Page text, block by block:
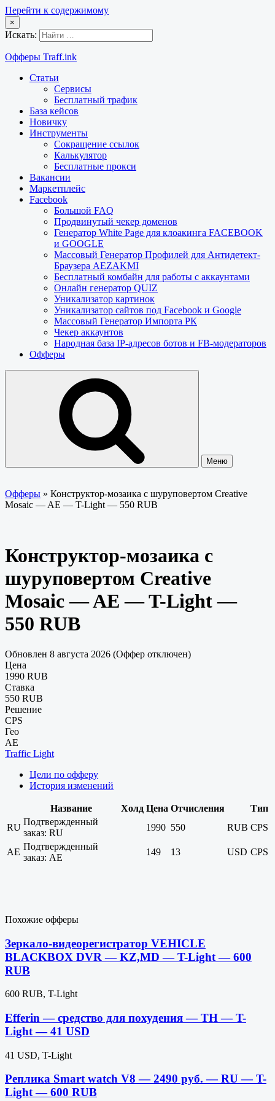
Перейти к содержимому
×
Искать:
Офферы Traff.ink
Статьи
Сервисы
Бесплатный трафик
База кейсов
Новичку
Инструменты
Сокращение ссылок
Калькулятор
Бесплатные прокси
Вакансии
Маркетплейс
Facebook
Большой FAQ
Продвинутый чекер доменов
Генератор White Page для клоакинга FACEBOOK
и GOOGLE
Массовый Генератор Профилей для Антидетект-
Браузера AEZAKMI
Бесплатный комбайн для работы с аккаунтами
Онлайн генератор QUIZ
Уникализатор картинок
Уникализатор сайтов под Facebook и Google
Массовый Генератор Импорта РК
Чекер аккаунтов
Народная база IP-адресов ботов и FB-модераторов
Офферы
Меню
Офферы » Конструктор-мозаика с шуруповертом Creative
Mosaic — AE — T-Light — 550 RUB
Конструктор-мозаика с
шуруповертом Creative
Mosaic — AE — T-Light —
550 RUB
Обновлен 8 августа 2026 (Оффер отключен)
Цена
1990 RUB
Ставка
550 RUB
Решение
CPS
Гео
AE
Traffic Light
Цели по офферу
История изменений
Название Холд Цена Отчисления
Тип
RU
Подтвержденный
заказ: RU
1990 550 RUB CPS
AE
Подтвержденный
заказ: AE
149 13 USD CPS
Похожие офферы
Зеркало-видеорегистратор VEHICLE
BLACKBOX DVR — KZ,MD — T-Light — 600
RUB
600 RUB, T-Light
Efferin — средство для похудения — TH — T-
Light — 41 USD
41 USD, T-Light
Реплика Smart watch V8 — 2490 руб. — RU — T-
Light — 600 RUB